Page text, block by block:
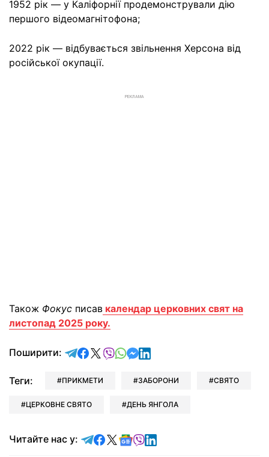
1952 рік — у Каліфорнії продемонстрували дію
першого відеомагнітофона;
2022 рік — відбувається звільнення Херсона від
російської окупації.
РЕКЛАМА
Також Фокус писав календар церковних свят на
листопад 2025 року.
Поширити: відправити у Telegram
поділитись у Facebook
поділитись у X
відправити у Viber
відправити у Whatsapp
відправити у Messenger
відправити у LinkedIn
Теги: ПРИКМЕТИ ЗАБОРОНИ СВЯТО
ЦЕРКОВНЕ СВЯТО ДЕНЬ ЯНГОЛА
Читайте нас у: Читайте у Telegram
Читайте у Facebook
Читайте у X
Читайте у Google news
Читайте у Viber
Читайте у LinkedIn